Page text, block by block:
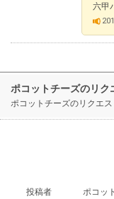
六甲
ポコットチーズのリク
ポコットチーズのリクエ
投稿者 ポコッ